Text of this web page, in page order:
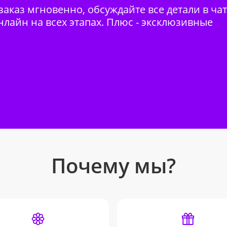
мгновенно, обсуждайте все детали в
на всех этапах. Плюс - эксклюзивные
Почему мы?